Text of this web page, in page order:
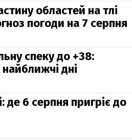
областей на тлі
погоди на 7 серпня
спеку до +38:
дні
де 6 серпня пригріє до